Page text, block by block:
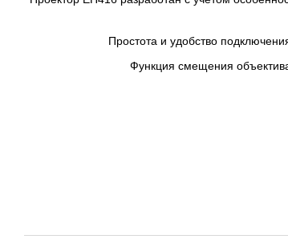
Простота и удобство
Функция смещения